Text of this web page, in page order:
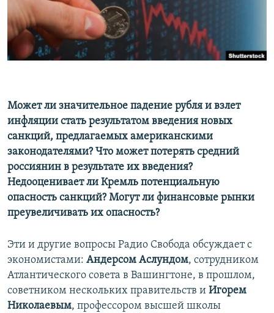
РАСПИСАНИЕ ВЕЩАНИЯ
ПОДПИШИТЕСЬ НА РАССЫЛКУ
Все сайты РСЕ/РС
Может ли значительное падение рубля и взлет
инфляции стать результатом введения новых
санкций, предлагаемых американскими
законодателями? Что может потерять средний
россиянин в результате их введения?
Недооценивает ли Кремль потенциальную
опасность санкций? Могут ли финансовые рынки
преувеличивать их опасность?
Эти и другие вопросы Радио Свобода обсуждает с
экономистами: Андерсом Аслундом, сотрудником
Атлантического совета в Вашингтоне, в прошлом,
советником нескольких правительств и Игорем
Николаевым, профессором высшей школы